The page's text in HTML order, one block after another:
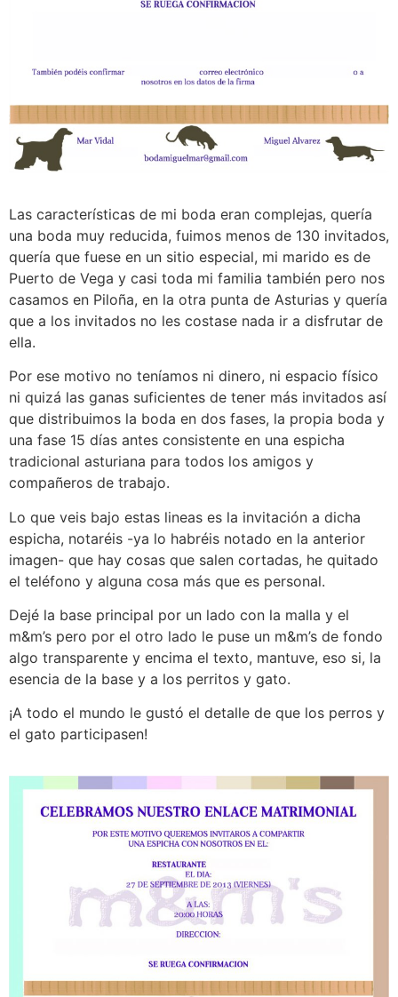
Las características de mi boda eran complejas, quería
una boda muy reducida, fuimos menos de 130 invitados,
quería que fuese en un sitio especial, mi marido es de
Puerto de Vega y casi toda mi familia también pero nos
casamos en Piloña, en la otra punta de Asturias y quería
que a los invitados no les costase nada ir a disfrutar de
ella.
Por ese motivo no teníamos ni dinero, ni espacio físico
ni quizá las ganas suficientes de tener más invitados así
que distribuimos la boda en dos fases, la propia boda y
una fase 15 días antes consistente en una espicha
tradicional asturiana para todos los amigos y
compañeros de trabajo.
Lo que veis bajo estas lineas es la invitación a dicha
espicha, notaréis -ya lo habréis notado en la anterior
imagen- que hay cosas que salen cortadas, he quitado
el teléfono y alguna cosa más que es personal.
Dejé la base principal por un lado con la malla y el
m&m’s pero por el otro lado le puse un m&m’s de fondo
algo transparente y encima el texto, mantuve, eso si, la
esencia de la base y a los perritos y gato.
¡A todo el mundo le gustó el detalle de que los perros y
el gato participasen!